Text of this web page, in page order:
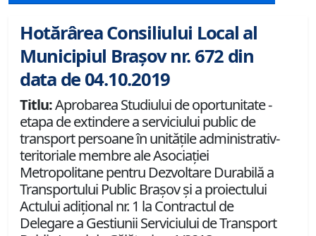
Hotărârea Consiliului Local al
Municipiul Brașov nr. 672 din
data de 04.10.2019
Titlu:Aprobarea Studiului de oportunitate -
etapa de extindere a serviciului public de
transport persoane în unităţile administrativ-
teritoriale membre ale Asociaţiei
Metropolitane pentru Dezvoltare Durabilă a
Transportului Public Braşov și a proiectului
Actului adiţional nr. 1 la Contractul de
Delegare a Gestiunii Serviciului de Transport